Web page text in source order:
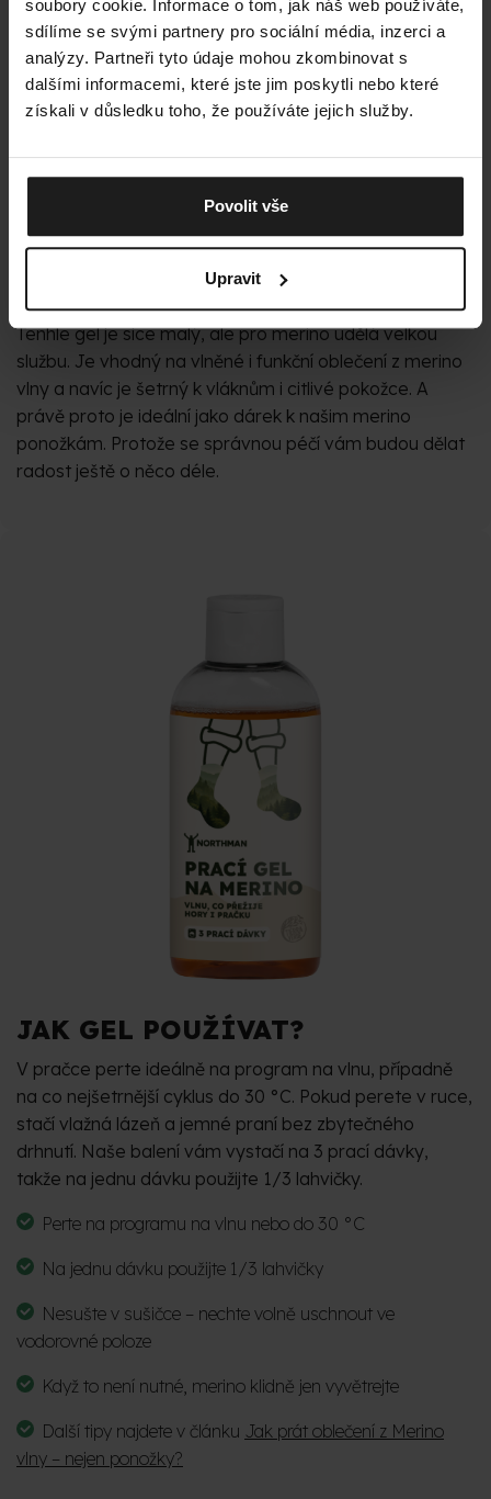
soubory cookie. Informace o tom, jak náš web používáte,
sdílíme se svými partnery pro sociální média, inzerci a
analýzy. Partneři tyto údaje mohou zkombinovat s
dalšími informacemi, které jste jim poskytli nebo které
získali v důsledku toho, že používáte jejich služby.
Povolit vše
Upravit
MALÝ, ALE ŠIKOVNÝ
Tenhle gel je sice malý, ale pro merino udělá velkou
službu. Je vhodný na vlněné i funkční oblečení z merino
vlny a navíc je šetrný k vláknům i citlivé pokožce. A
právě proto je ideální jako dárek k našim merino
ponožkám. Protože se správnou péčí vám budou dělat
radost ještě o něco déle.
JAK GEL POUŽÍVAT?
V pračce perte ideálně na program na vlnu, případně
na co nejšetrnější cyklus do 30 °C. Pokud perete v ruce,
stačí vlažná lázeň a jemné praní bez zbytečného
drhnutí. Naše balení vám vystačí na 3 prací dávky,
takže na jednu dávku použijte 1/3 lahvičky.
Perte na programu na vlnu nebo do 30 °C
Na jednu dávku použijte 1/3 lahvičky
Nesušte v sušičce – nechte volně uschnout ve
vodorovné poloze
Když to není nutné, merino klidně jen vyvětrejte
Další tipy najdete v článku Jak prát oblečení z Merino
vlny – nejen ponožky?